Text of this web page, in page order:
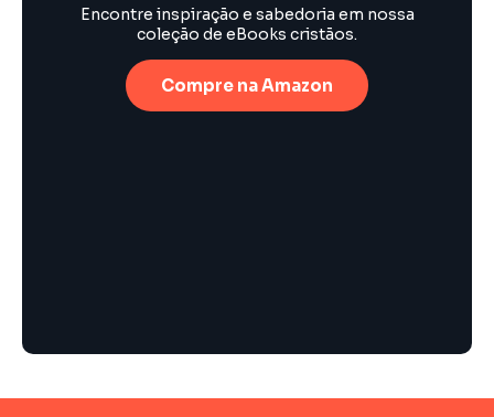
Encontre inspiração e sabedoria em nossa
coleção de eBooks cristãos.
Compre na Amazon